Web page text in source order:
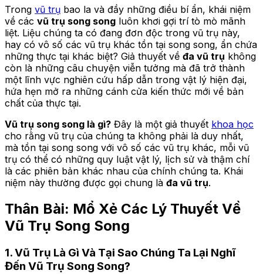
Trong vũ trụ bao la và đầy những điều bí ẩn, khái niệm
về các vũ trụ song song luôn khơi gợi trí tò mò mãnh
liệt. Liệu chúng ta có đang đơn độc trong vũ trụ này,
hay có vô số các vũ trụ khác tồn tại song song, ẩn chứa
những thực tại khác biệt? Giả thuyết về đa vũ trụ không
còn là những câu chuyện viễn tưởng mà đã trở thành
một lĩnh vực nghiên cứu hấp dẫn trong vật lý hiện đại,
hứa hẹn mở ra những cánh cửa kiến thức mới về bản
chất của thực tại.
Vũ trụ song song là gì? Đây là một giả thuyết khoa học
cho rằng vũ trụ của chúng ta không phải là duy nhất,
mà tồn tại song song với vô số các vũ trụ khác, mỗi vũ
trụ có thể có những quy luật vật lý, lịch sử và thậm chí
là các phiên bản khác nhau của chính chúng ta. Khái
niệm này thường được gọi chung là đa vũ trụ.
Thân Bài: Mổ Xẻ Các Lý Thuyết Về
Vũ Trụ Song Song
1. Vũ Trụ Là Gì Và Tại Sao Chúng Ta Lại Nghĩ
Đến Vũ Trụ Song Song?